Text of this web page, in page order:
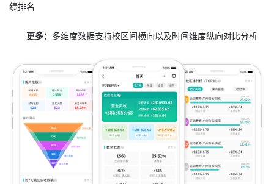
绩排名
更多： 多维度数据支持校区间横向以及时间维度纵向对比分析